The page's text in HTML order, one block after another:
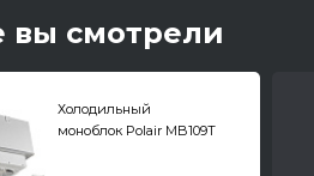
вы смотрели
Холодильный
моноблок Polair MB109T